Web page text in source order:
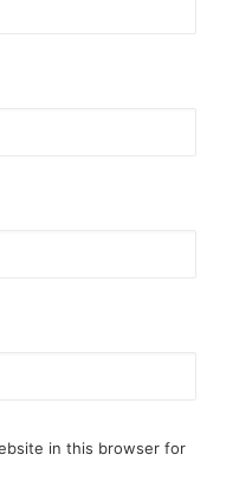
in this browser for